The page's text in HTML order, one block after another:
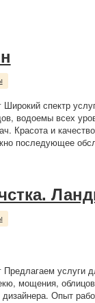
спектр
водоемы всех
Красота и
последующее
услуги
мощения,
Опыт